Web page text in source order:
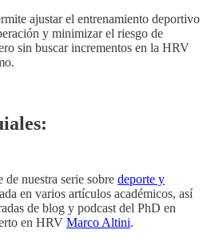
ajustar el entrenamiento deportivo
y minimizar el riesgo de
sin buscar incrementos en la HRV
de nuestra serie sobre deporte y
en varios artículos académicos, así
de blog y podcast del PhD en
en HRV Marco Altini.